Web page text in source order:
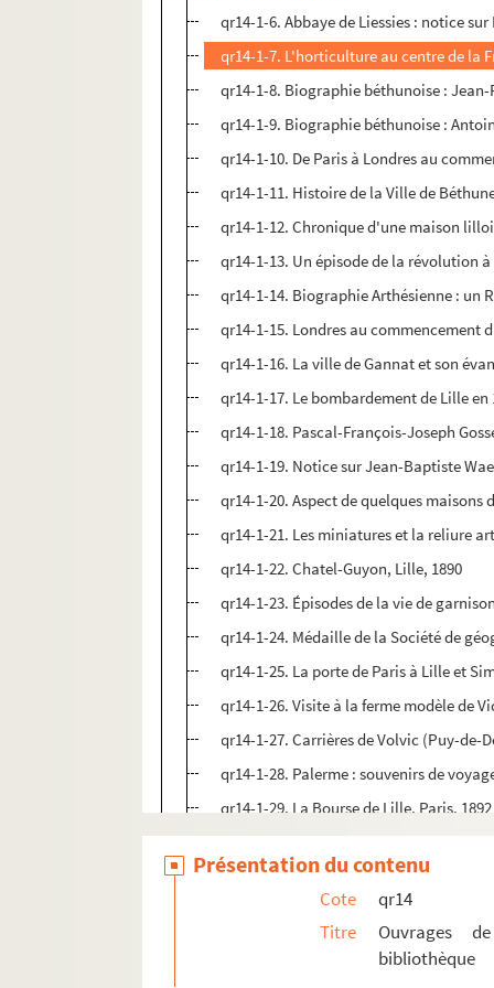
qr14-1-6. Abbaye de Liessies : notice
qr14-1-7. L'horticulture au centre de la
qr14-1-8. Biographie béthunoise :
qr14-1-9. Biographie béthunoise :
qr14-1-10. De Paris à Londres au
qr14-1-11. Histoire de la Ville de
qr14-1-12. Chronique d'une maison
qr14-1-13. Un épisode de la révolution
qr14-1-14. Biographie Arthésienne : un
qr14-1-15. Londres au commencement
qr14-1-16. La ville de Gannat et son
qr14-1-17. Le bombardement de Lille en
qr14-1-18. Pascal-François-Joseph
qr14-1-19. Notice sur Jean-Baptiste
qr14-1-20. Aspect de quelques maisons
qr14-1-21. Les miniatures et la reliure
qr14-1-22. Chatel-Guyon, Lille, 1890
qr14-1-23. Épisodes de la vie de
qr14-1-24. Médaille de la Société de
qr14-1-25. La porte de Paris à Lille et
qr14-1-26. Visite à la ferme modèle de
qr14-1-27. Carrières de Volvic (Puy-de-
qr14-1-28. Palerme : souvenirs de
qr14-1-29. La Bourse de Lille, Paris, 1892
qr14-1-30. Lille : notes historiques
qr14-1-31. Guide du voyageur dans la
qr14-1-32. Une fausse miniature
qr14-1-33. Officier de l'instruction
Présentation du contenu
Cote
qr14
Titre
Ouvrages
bibliothèque